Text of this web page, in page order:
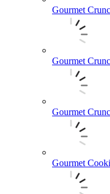
Gourmet
Gourmet
Gourmet
Gourmet